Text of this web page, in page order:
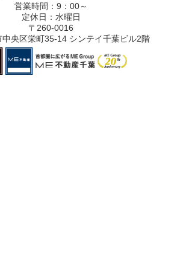
営業時間：9：00～
定休日：水曜日
〒260-0016
中央区栄町35-14 シンテイ千葉ビル2階